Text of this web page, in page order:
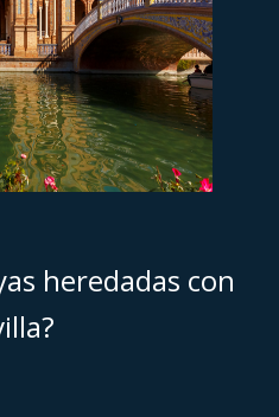
heredadas con